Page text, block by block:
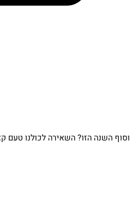
השנה הזו? השאירה לכולנו טעם